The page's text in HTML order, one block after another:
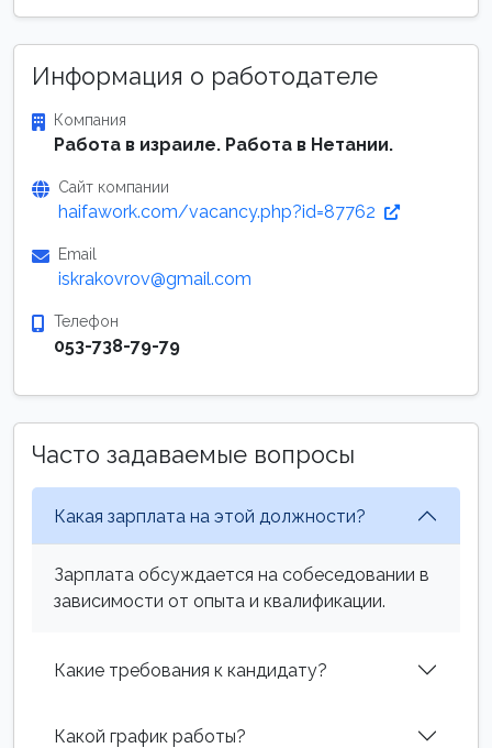
Информация о работодателе
Компания
Работа в израиле. Работа в Нетании.
Сайт компании
haifawork.com/vacancy.php?id=87762
Email
iskrakovrov@gmail.com
Телефон
053-738-79-79
Часто задаваемые вопросы
Какая зарплата на этой должности?
Зарплата обсуждается на собеседовании в
зависимости от опыта и квалификации.
Какие требования к кандидату?
Какой график работы?